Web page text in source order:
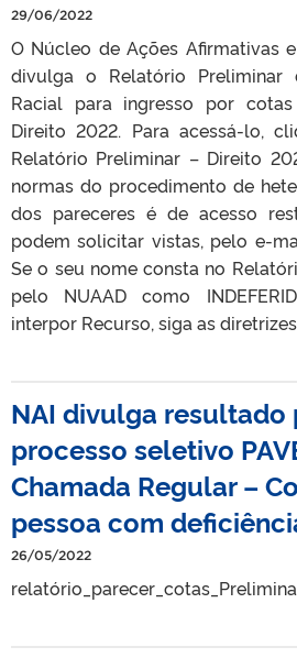
29/06/2022
O Núcleo de Ações Afirmativas
divulga o Relatório Preliminar
Racial para ingresso por
Direito 2022. Para acessá-lo,
Relatório Preliminar – Direito
normas do procedimento de
dos pareceres é de acesso
podem solicitar vistas, pelo e-
Se o seu nome consta no
pelo NUAAD como
interpor Recurso, siga as
NAI divulga resultado
processo seletivo
Chamada Regular –
pessoa com
26/05/2022